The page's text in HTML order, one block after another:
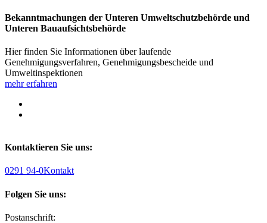
Bekanntmachungen der Unteren Umweltschutzbehörde und
Unteren Bauaufsichtsbehörde
Hier finden Sie Informationen über laufende
Genehmigungsverfahren, Genehmigungsbescheide und
Umweltinspektionen
mehr erfahren
Kontaktieren Sie uns:
0291 94-0Kontakt
Folgen Sie uns:
Postanschrift: